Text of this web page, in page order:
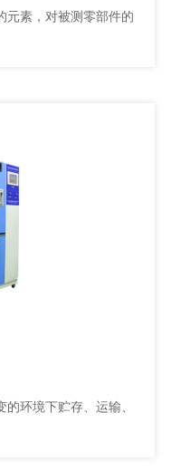
元素，对被测零部件的
环境下贮存、运输、